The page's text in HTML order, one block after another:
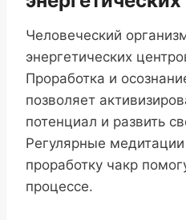
Человеческий
энергетических
Проработка и
позволяет
потенциал и развить
Регулярные
проработку чакр
процессе.